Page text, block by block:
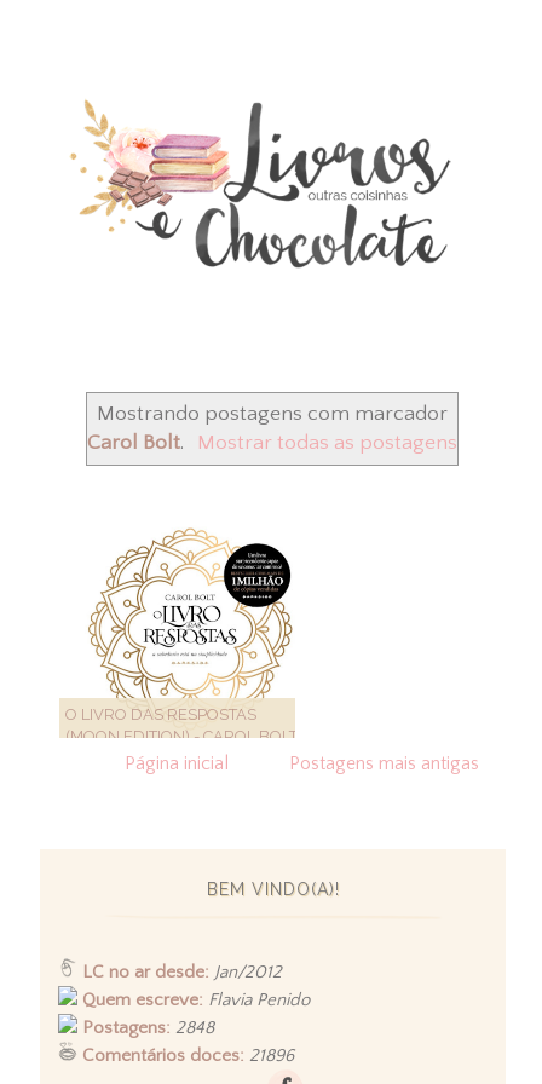
Mostrando postagens com marcador
Carol Bolt. Mostrar todas as postagens
O LIVRO DAS RESPOSTAS
(MOON EDITION) - CAROL BOLT
Postagens mais antigas
Página inicial
BEM VINDO(A)!
LC no ar desde: Jan/2012
Quem escreve: Flavia Penido
Postagens: 2848
Comentários doces: 21896